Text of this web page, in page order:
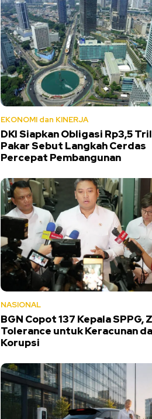
EKONOMI dan KINERJA
DKI Siapkan Obligasi Rp3,5
Pakar Sebut Langkah Cerdas
Percepat Pembangunan
NASIONAL
BGN Copot 137 Kepala SPPG,
Tolerance untuk Keracunan
Korupsi